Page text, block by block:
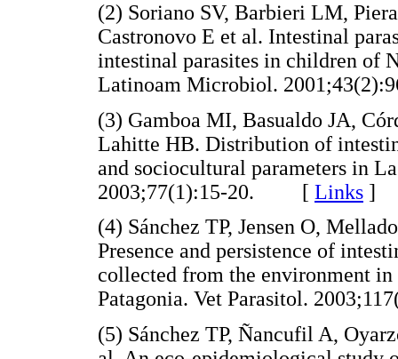
(2) Soriano SV, Barbieri LM,
Castronovo E et al. Intestinal
intestinal parasites in children of
Latinoam Microbiol.
(3) Gamboa MI, Basualdo JA,
Lahitte HB. Distribution of
and sociocultural parameters in
2003;77(1):15-20. [ Links ]
(4) Sánchez TP, Jensen O,
Presence and persistence of
collected from the environment
Patagonia. Vet Parasitol.
(5) Sánchez TP, Ñancufil A,